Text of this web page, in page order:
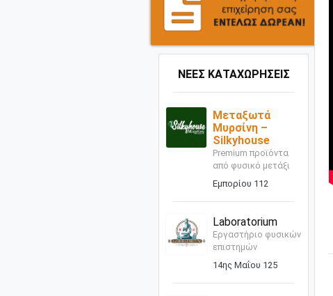
ΝΕΕΣ ΚΑΤΑΧΩΡΗΣΕΙΣ
Μεταξωτά
Μυρσίνη –
Silkyhouse
Premium προϊόντα
από φυσικό μετάξι
Εμπορίου 112
Laboratorium
Εργαστήριο φυσικών
επιστημών
14ης Μαΐου 125